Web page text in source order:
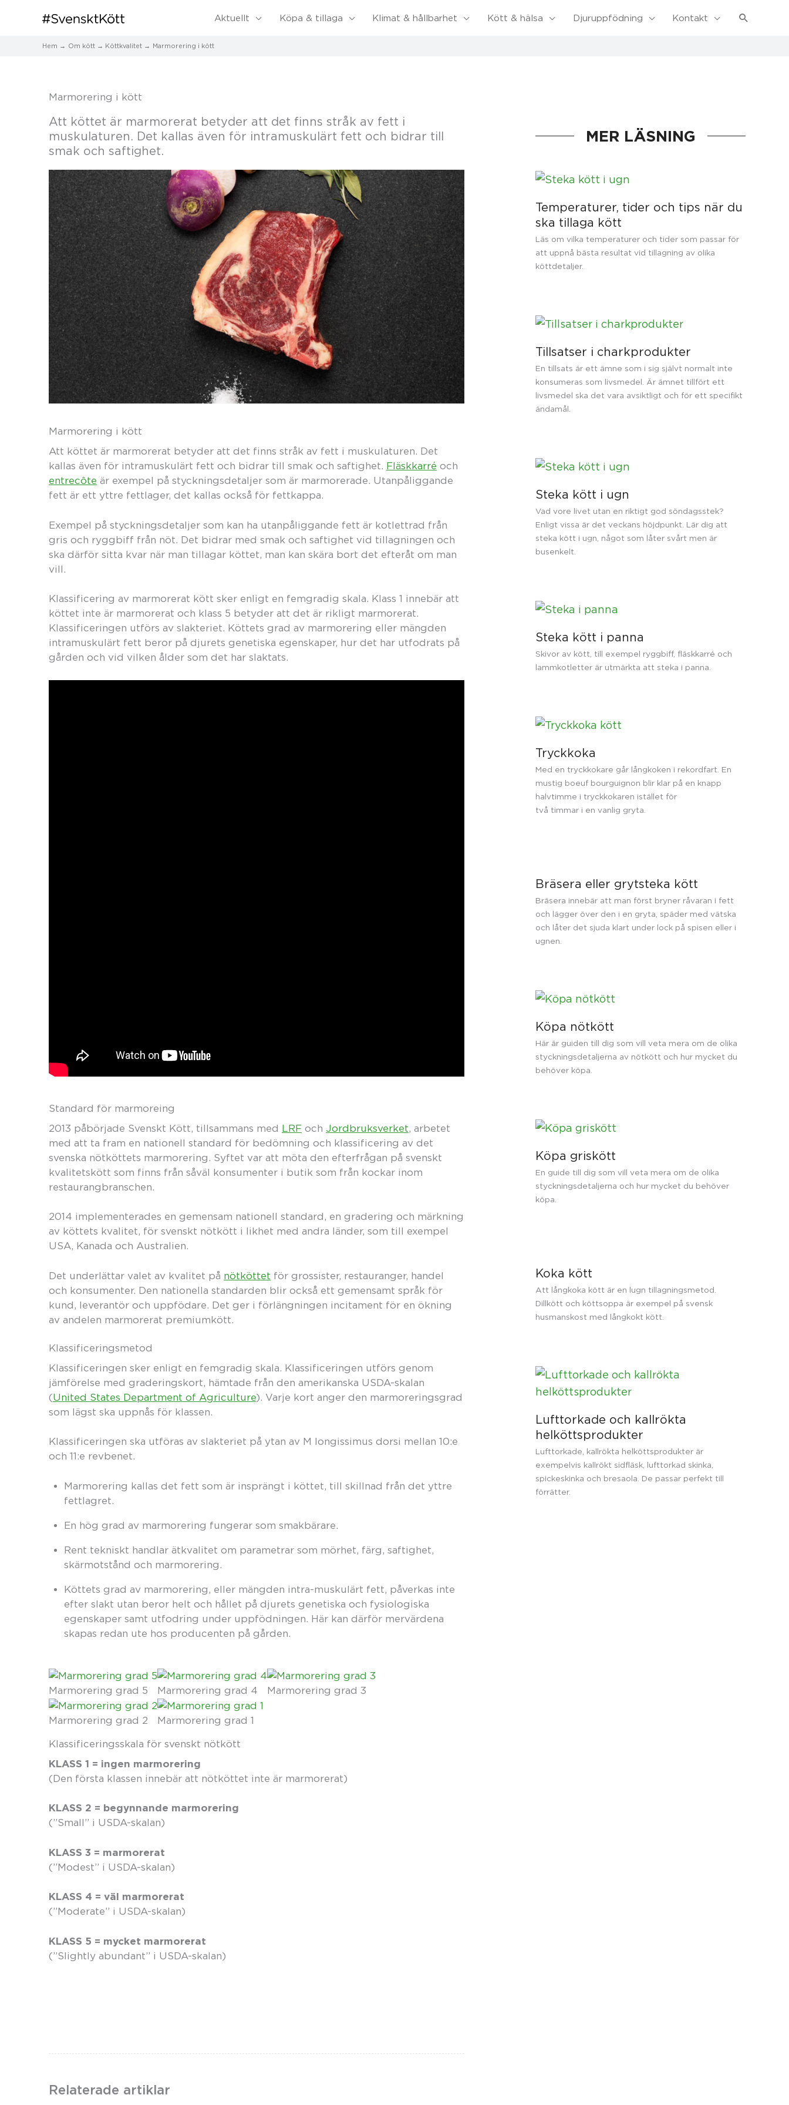
Aktuellt Köpa & tillaga Klimat & hållbarhet Kött & hälsa Djuruppfödning Kontakt Sök
Hem Om kött Köttkvalitet Marmorering i kött
Marmorering i kött
Att köttet är marmorerat betyder att det finns stråk av fett i
muskulaturen. Det kallas även för intramuskulärt fett och bidrar till
smak och saftighet.
Marmorering i kött
Att köttet är marmorerat betyder att det finns stråk av fett i muskulaturen. Det
kallas även för intramuskulärt fett och bidrar till smak och saftighet. Fläskkarré och
entrecôte är exempel på styckningsdetaljer som är marmorerade. Utanpåliggande
fett är ett yttre fettlager, det kallas också för fettkappa.
Exempel på styckningsdetaljer som kan ha utanpåliggande fett är kotlettrad från
gris och ryggbiff från nöt. Det bidrar med smak och saftighet vid tillagningen och
ska därför sitta kvar när man tillagar köttet, man kan skära bort det efteråt om man
vill.
Klassificering av marmorerat kött sker enligt en femgradig skala. Klass 1 innebär att
köttet inte är marmorerat och klass 5 betyder att det är rikligt marmorerat.
Klassificeringen utförs av slakteriet. Köttets grad av marmorering eller mängden
intramuskulärt fett beror på djurets genetiska egenskaper, hur det har utfodrats på
gården och vid vilken ålder som det har slaktats.
Standard för marmoreing
2013 påbörjade Svenskt Kött, tillsammans med LRF och Jordbruksverket , arbetet
med att ta fram en nationell standard för bedömning och klassificering av det
svenska nötköttets marmorering. Syftet var att möta den efterfrågan på svenskt
kvalitetskött som finns från såväl konsumenter i butik som från kockar inom
restaurangbranschen.
2014 implementerades en gemensam nationell standard, en gradering och märkning
av köttets kvalitet, för svenskt nötkött i likhet med andra länder, som till exempel
USA, Kanada och Australien.
Det underlättar valet av kvalitet på nötköttet för grossister, restauranger, handel
och konsumenter. Den nationella standarden blir också ett gemensamt språk för
kund, leverantör och uppfödare. Det ger i förlängningen incitament för en ökning
av andelen marmorerat premiumkött.
Klassificerings­metod
Klassificeringen sker enligt en femgradig skala. Klassificeringen utförs genom
jämförelse med graderingskort, hämtade från den amerikanska USDA-skalan
(United States Department of Agriculture). Varje kort anger den marmoreringsgrad
som lägst ska uppnås för klassen.
Klassificeringen ska utföras av slakteriet på ytan av M longissimus dorsi mellan 10:e
och 11:e revbenet.
Marmorering kallas det fett som är insprängt i köttet, till skillnad från det yttre
fettlagret.
En hög grad av marmorering fungerar som smakbärare.
Rent tekniskt handlar ätkvalitet om parametrar som mörhet, färg, saftighet,
skärmotstånd och marmorering.
Köttets grad av marmorering, eller mängden intra-muskulärt fett, påverkas inte
efter slakt utan beror helt och hållet på djurets genetiska och fysiologiska
egenskaper samt utfodring under uppfödningen. Här kan därför mervärdena
skapas redan ute hos producenten på gården.
Marmorering grad 5 Marmorering grad 4 Marmorering grad 3
Marmorering grad 2 Marmorering grad 1
Klassificerings­skala för svenskt nötkött
KLASS 1 = ingen marmorering
(Den första klassen innebär att nötköttet inte är marmorerat)
KLASS 2 = begynnande marmorering
(”Small” i USDA-skalan)
KLASS 3 = marmorerat
(”Modest” i USDA-skalan)
KLASS 4 = väl marmorerat
(”Moderate” i USDA-skalan)
KLASS 5 = mycket marmorerat
(”Slightly abundant” i USDA-skalan)
Relaterade artiklar
MER LÄSNING
Temperaturer, tider och tips när du
ska tillaga kött
Läs om vilka temperaturer och tider som passar för
att uppnå bästa resultat vid tillagning av olika
köttdetaljer.
Tillsatser i charkprodukter
En tillsats är ett ämne som i sig självt normalt inte
konsumeras som livsmedel. Är ämnet tillfört ett
livsmedel ska det vara avsiktligt och för ett specifikt
ändamål.
Steka kött i ugn
Vad vore livet utan en riktigt god söndagsstek?
Enligt vissa är det veckans höjdpunkt. Lär dig att
steka kött i ugn, något som låter svårt men är
busenkelt.
Steka kött i panna
Skivor av kött, till exempel ryggbiff, fläskkarré och
lammkotletter är utmärkta att steka i panna.
Tryckkoka
Med en tryckkokare går långkoken i rekordfart. En
mustig boeuf bourguignon blir klar på en knapp
halvtimme i tryckkokaren istället för
två timmar i en vanlig gryta.
Bräsera eller grytsteka kött
Bräsera innebär att man först bryner råvaran i fett
och lägger över den i en gryta, späder med vätska
och låter det sjuda klart under lock på spisen eller i
ugnen.
Köpa nötkött
Här är guiden till dig som vill veta mera om de olika
styckningsdetaljerna av nötkött och hur mycket du
behöver köpa.
Köpa griskött
En guide till dig som vill veta mera om de olika
styckningsdetaljerna och hur mycket du behöver
köpa.
Koka kött
Att långkoka kött är en lugn tillagningsmetod.
Dillkött och köttsoppa är exempel på svensk
husmanskost med långkokt kött.
Lufttorkade och kallrökta
helköttsprodukter
Lufttorkade, kallrökta helköttsprodukter är
exempelvis kallrökt sidfläsk, lufttorkad skinka,
spickeskinka och bresaola. De passar perfekt till
förrätter.